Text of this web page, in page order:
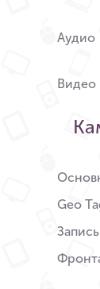
Аудио
Видео
Geo